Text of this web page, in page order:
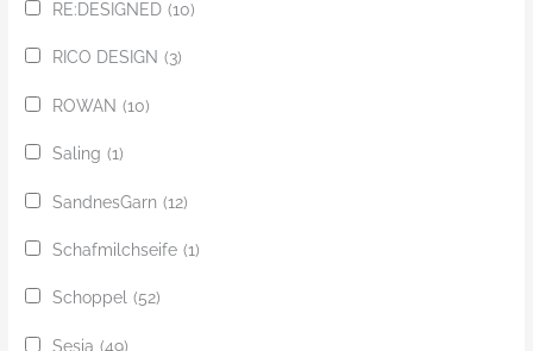
RE:DESIGNED (10)
RICO DESIGN (3)
ROWAN (10)
Saling (1)
SandnesGarn (12)
Schafmilchseife (1)
Schoppel (52)
Sesia (49)